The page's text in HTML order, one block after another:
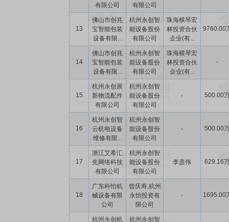
有限公司
有限公司
13
佛山市创兆
宝智能包装
设备有限...
杭州永创智
能设备股份
有限公司
珠海横琴宏
林投资合伙
企业(有...
9760.00
14
佛山市创兆
宝智能包装
设备有限...
杭州永创智
能设备股份
有限公司
珠海横琴宏
林投资合伙
企业(有...
-
15
杭州永创展
新物流配件
有限公司
杭州永创智
能设备股份
有限公司
- 500.00
16
杭州永创智
云机电设备
维修有限...
杭州永创智
能设备股份
有限公司
- 500.00
17
浙江艾希汇
先网络科技
有限公司
杭州永创智
能设备股份
有限公司
李彦伟 629.16
18
广东科怡机
械设备有限
公司
曾庆寿,杭州
永怡投资有
限公司
- 1695.00
杭州永创机 杭州永创智